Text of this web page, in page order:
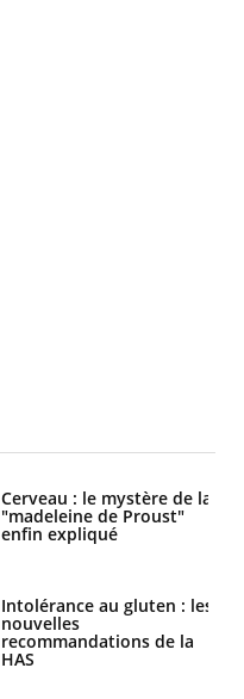
Cerveau : le mystère de la
"madeleine de Proust"
enfin expliqué
Intolérance au gluten : les
nouvelles
recommandations de la
HAS